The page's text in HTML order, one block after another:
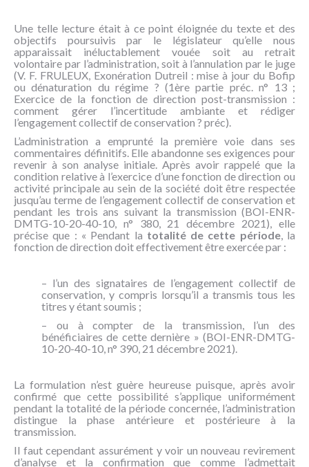
Une telle lecture était à ce point éloignée du texte et des
objectifs poursuivis par le législateur qu’elle nous
apparaissait inéluctablement vouée soit au retrait
volontaire par l’administration, soit à l’annulation par le juge
(V. F. FRULEUX, Exonération Dutreil : mise à jour du Bofip
ou dénaturation du régime ? (1ère partie préc. n° 13 ;
Exercice de la fonction de direction post-transmission :
comment gérer l’incertitude ambiante et rédiger
l’engagement collectif de conservation ? préc).
L’administration a emprunté la première voie dans ses
commentaires définitifs. Elle abandonne ses exigences pour
revenir à son analyse initiale. Après avoir rappelé que la
condition relative à l’exercice d’une fonction de direction ou
activité principale au sein de la société doit être respectée
jusqu’au terme de l’engagement collectif de conservation et
pendant les trois ans suivant la transmission (BOI-ENR-
DMTG-10-20-40-10, n° 380, 21 décembre 2021), elle
précise que : « Pendant la totalité de cette période, la
fonction de direction doit effectivement être exercée par :
– l’un des signataires de l’engagement collectif de
conservation, y compris lorsqu’il a transmis tous les
titres y étant soumis ;
– ou à compter de la transmission, l’un des
bénéficiaires de cette dernière » (BOI-ENR-DMTG-
10-20-40-10, n° 390, 21 décembre 2021).
La formulation n’est guère heureuse puisque, après avoir
confirmé que cette possibilité s’applique uniformément
pendant la totalité de la période concernée, l’administration
distingue la phase antérieure et postérieure à la
transmission.
Il faut cependant assurément y voir un nouveau revirement
d’analyse et la confirmation que comme l’admettait